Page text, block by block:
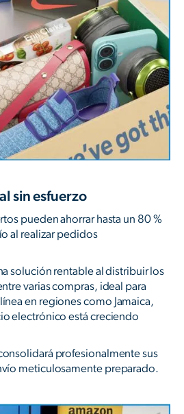
sin esfuerzo
pueden ahorrar hasta un 80 %
al realizar pedidos
solución rentable al distribuir los
varias compras, ideal para
en regiones como Jamaica,
electrónico está creciendo
profesionalmente sus
meticulosamente preparado.